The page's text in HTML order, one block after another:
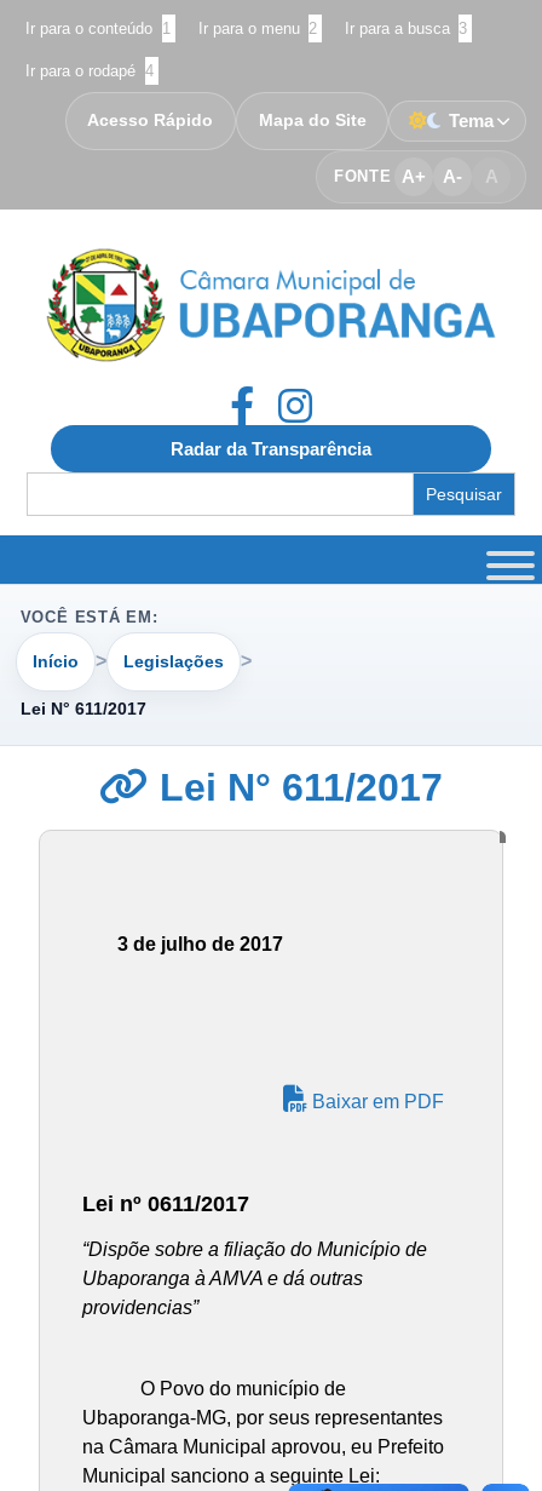
Ir para o conteúdo 1 Ir para o menu 2 Ir para a busca 3
Ir para o rodapé 4
FONTE A+ A- A
Acesso Rápido Mapa do Site Tema
Radar da Transparência
for:
VOCÊ ESTÁ EM:
Início Legislações
Lei N° 611/2017
Lei N° 611/2017
3 de julho de 2017
Baixar em PDF
Lei nº 0611/2017
“Dispõe sobre a filiação do Município de
Ubaporanga à AMVA e dá outras
providencias”
O Povo do município de
Ubaporanga-MG, por seus representantes
na Câmara Municipal aprovou, eu Prefeito
Municipal sanciono a seguinte Lei: